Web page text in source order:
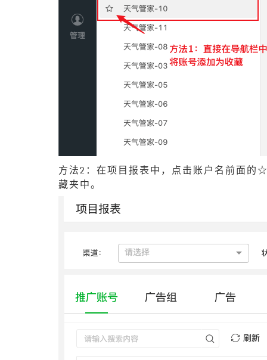
方法2：在项目报表中，点击账户名前面的
藏夹中。